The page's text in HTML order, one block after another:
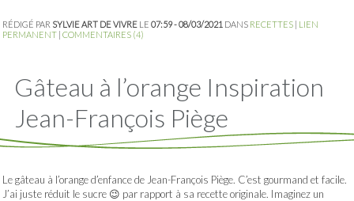
RÉDIGÉ PAR SYLVIE ART DE VIVRE LE 07:59 - 08/03/2021 DANS RECETTES | LIEN
PERMANENT | COMMENTAIRES (4)
Gâteau à l’orange Inspiration
Jean-François Piège
Le gâteau à l’orange d’enfance de Jean-François Piège. C’est gourmand et facile.
J’ai juste réduit le sucre 😉 par rapport à sa recette originale. Imaginez un